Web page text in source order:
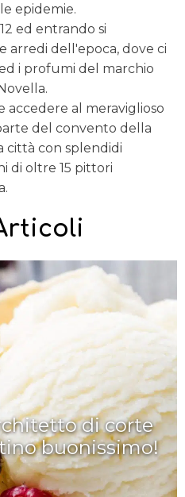
epidemie.
ed entrando si
arredi dell'epoca, dove ci
i profumi del marchio
accedere al meraviglioso
del convento della
città con splendidi
di oltre 15 pittori
di corte
buonissimo!